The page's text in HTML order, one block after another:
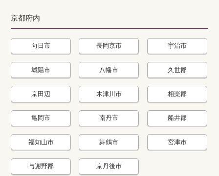
京都府内
向日市 長岡京市 宇治市
城陽市 八幡市 久世郡
京田辺 木津川市 相楽郡
亀岡市 南丹市 船井郡
福知山市 舞鶴市 宮津市
与謝野郡 京丹後市